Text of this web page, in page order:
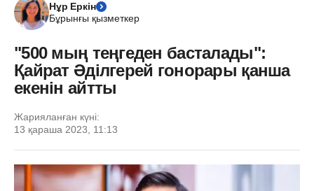
Нұр Еркін
Бұрынғы қызметкер
"500 мың теңгеден басталады":
Қайрат Әділгерей гонорары қанша
екенін айтты
Жарияланған күні:
13 қараша 2023, 11:13